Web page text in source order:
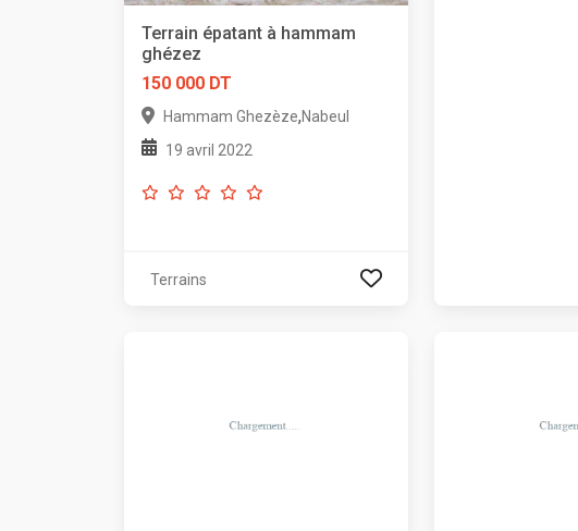
Terrain épatant à hammam
ghézez
150 000 DT
Hammam Ghezèze,Nabeul
19 avril 2022
Terrains